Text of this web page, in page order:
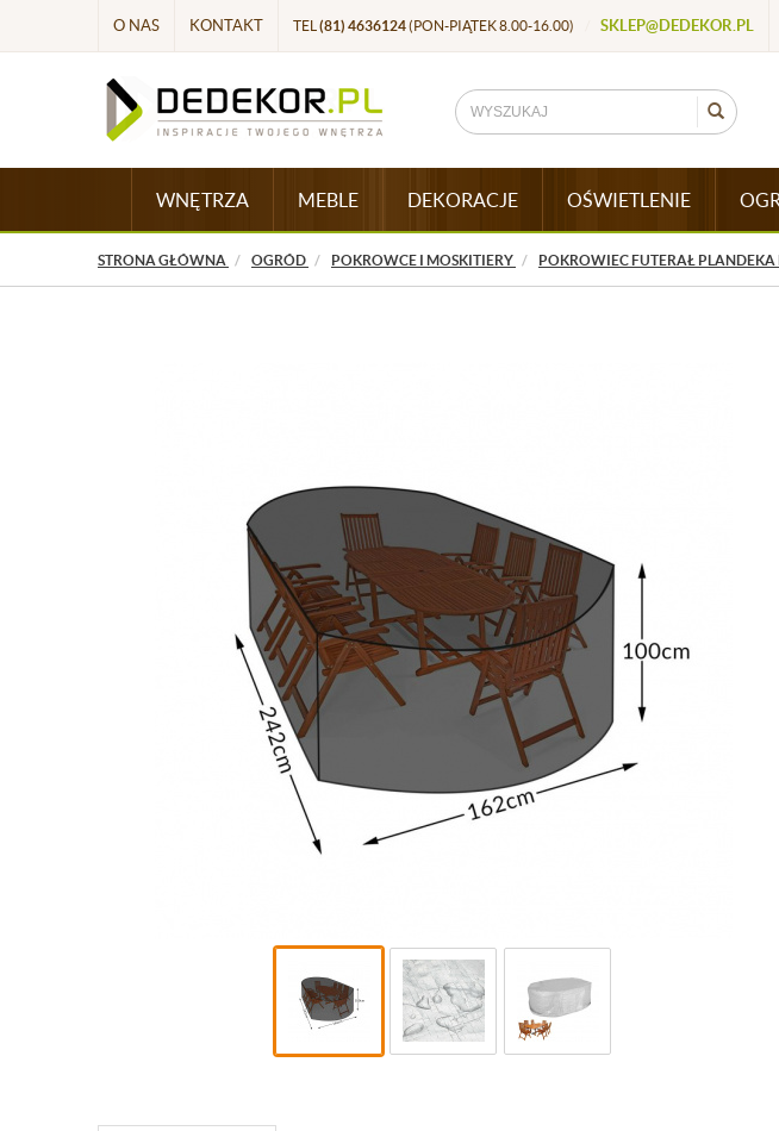
O NAS KONTAKT TEL (81) 4636124(PON-PIĄTEK 8.00-16.00) SKLEP@DEDEKOR.PL
WNĘTRZA MEBLE DEKORACJE OŚWIETLENIE
STRONA GŁÓWNA OGRÓD POKROWCE I MOSKITIERY POKROWIEC FUTERAŁ